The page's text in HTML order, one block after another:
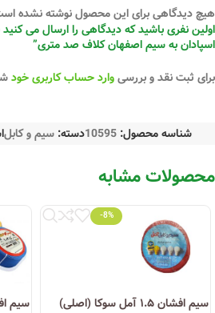
هیچ دیدگاهی برای این محصول نوشته نشده
اسپادان به سیم اصفهان کلاف صد متری”
برای ثبت نقد و بررسیوارد حساب کاربری خود
شناسه محصول: 10595دسته: سیم و کابل
محصولات مشابه
-8%
سیم افشان ۱.۵ آمل سوکا (اصلی) سیم افشان